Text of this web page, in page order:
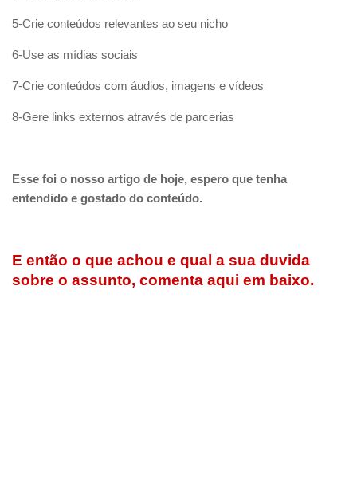
5-Crie conteúdos relevantes ao seu nicho
6-Use as mídias sociais
7-Crie conteúdos com áudios, imagens e vídeos
8-Gere links externos através de parcerias
Esse foi o nosso artigo de hoje, espero que tenha
entendido e gostado do conteúdo.
E então o que achou e qual a sua duvida
sobre o assunto, comenta aqui em baixo.